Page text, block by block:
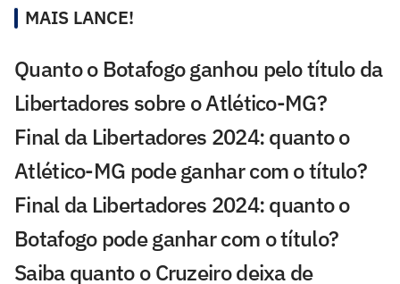
MAIS LANCE!
Quanto o Botafogo ganhou pelo título da
Libertadores sobre o Atlético-MG?
Final da Libertadores 2024: quanto o
Atlético-MG pode ganhar com o título?
Final da Libertadores 2024: quanto o
Botafogo pode ganhar com o título?
Saiba quanto o Cruzeiro deixa de